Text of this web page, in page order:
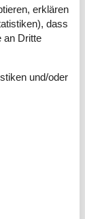
2015
erklären
dass
an Dritte
und/oder